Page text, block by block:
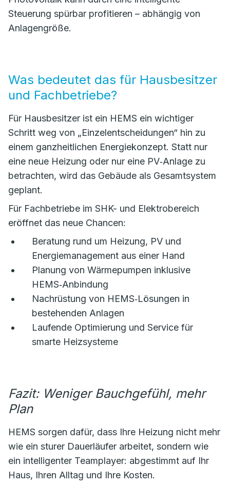
Steuerung spürbar profitieren – abhängig von
Anlagengröße.
Was bedeutet das für Hausbesitzer
und Fachbetriebe?
Für Hausbesitzer ist ein HEMS ein wichtiger
Schritt weg von „Einzelentscheidungen“ hin zu
einem ganzheitlichen Energiekonzept. Statt nur
eine neue Heizung oder nur eine PV‑Anlage zu
betrachten, wird das Gebäude als Gesamtsystem
geplant.
Für Fachbetriebe im SHK- und Elektrobereich
eröffnet das neue Chancen:
Beratung rund um Heizung, PV und
Energiemanagement aus einer Hand
Planung von Wärmepumpen inklusive
HEMS‑Anbindung
Nachrüstung von HEMS‑Lösungen in
bestehenden Anlagen
Laufende Optimierung und Service für
smarte Heizsysteme
Fazit: Weniger Bauchgefühl, mehr
Plan
HEMS sorgen dafür, dass Ihre Heizung nicht mehr
wie ein sturer Dauerläufer arbeitet, sondern wie
ein intelligenter Teamplayer: abgestimmt auf Ihr
Haus, Ihren Alltag und Ihre Kosten.